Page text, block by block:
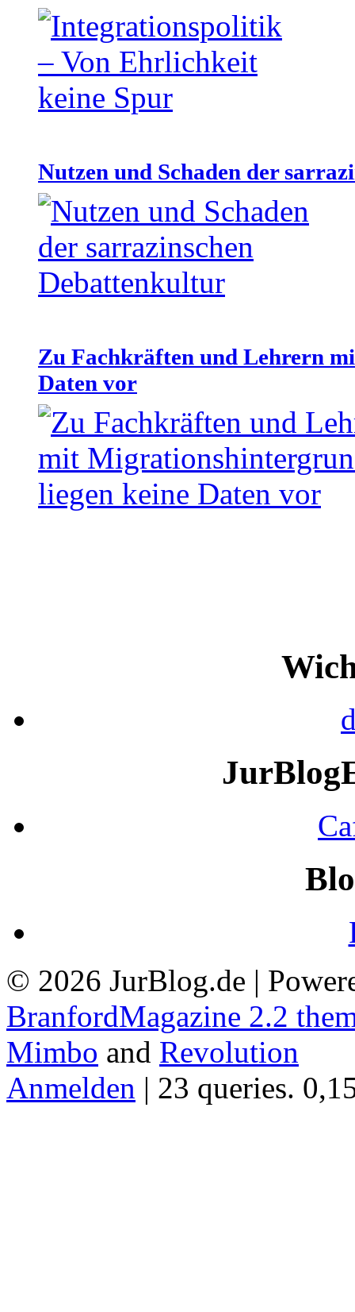
Nutzen und Schaden der
Zu Fachkräften und Lehrern
Daten vor
JurBlog
© 2026 JurBlog.de |
BranfordMagazine 2.2
Mimbo and Revolution
Anmelden | 23 queries.